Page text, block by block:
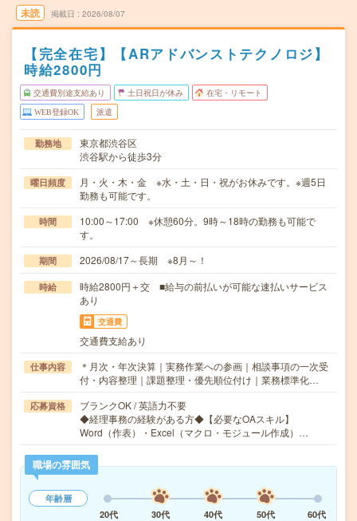
未読 掲載日 2026/08/07
【完全在宅】【ARアドバンストテクノロジ】
時給2800円
交通費別途支給あり 土日祝日が休み 在宅・リモート
WEB登録OK 派遣
勤務地
東京都渋谷区
渋谷駅から徒歩3分
曜日頻度
月・火・木・金 ※水・土・日・祝がお休みです。※週5日
勤務も可能です。
時間
10:00～17:00 ※休憩60分。9時～18時の勤務も可能で
す。
期間 2026/08/17～長期 ※8月～！
時給
時給2800円＋交 ■給与の前払いが可能な速払いサービス
あり
交通費
交通費支給あり
仕事内容
＊月次・年次決算｜実務作業への参画｜相談事項の一次受
付・内容整理｜課題整理・優先順位付け｜業務標準化…
応募資格
ブランクOK / 英語力不要
◆経理事務の経験がある方◆【必要なOAスキル】
Word（作表）・Excel（マクロ・モジュール作成）…
職場の雰囲気
年齢層
20代
30代 40代 50代
60代